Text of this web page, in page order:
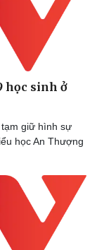
học sinh ở
giữ hình sự
học An Thượng